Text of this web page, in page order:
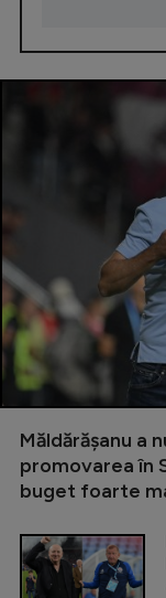
Măldărășanu a
promovarea în
buget foarte